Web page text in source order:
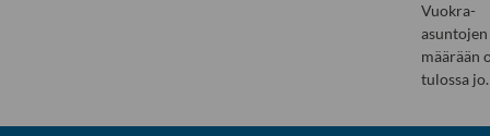
Vuokra-
asuntojen
määrään
tulossa